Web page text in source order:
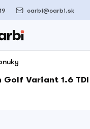
carbi@carbi.sk
Golf Variant 1.6 TDI